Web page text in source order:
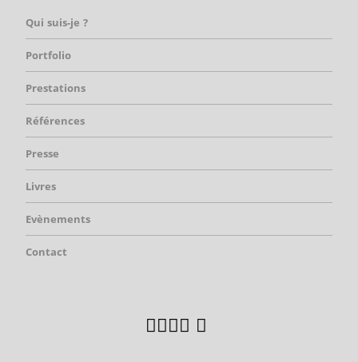
Qui suis-je ?
Portfolio
Prestations
Références
Presse
Livres
Evènements
Contact